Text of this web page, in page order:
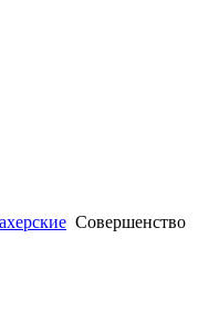
Совершенство